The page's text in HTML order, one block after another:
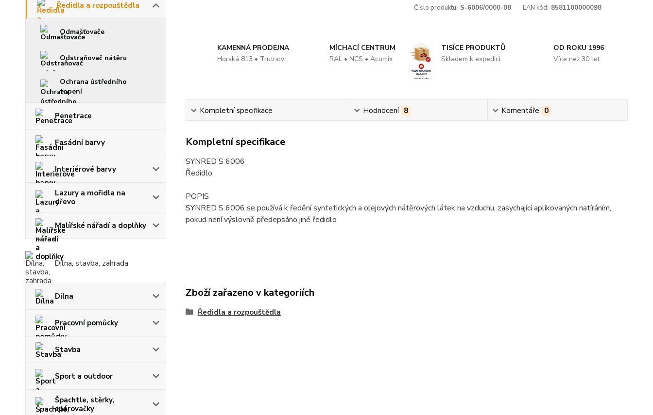
Ředidla a rozpouštědla
Odmašťovače
Odstraňovač nátěru
Ochrana ústředního
topení
Penetrace
Fasádní barvy
Interiérové barvy
Lazury a mořidla na
dřevo
Malířské nářadí a doplňky
Dílna, stavba, zahrada
Dílna
Pracovní pomůcky
Stavba
Sport a outdoor
Špachtle, stěrky,
spárovačky
Číslo produktu: S-6006/0000-08 EAN kód: 8581100000098
KAMENNÁ PRODEJNA
Horská 813 • Trutnov
MÍCHACÍ CENTRUM
RAL • NCS • Acomix
TISÍCE PRODUKTŮ
Skladem k expedici
OD ROKU 1996
Více než 30 let
Kompletní specifikace Hodnocení 8 Komentáře 0
Kompletní specifikace
SYNRED S 6006
Ředidlo
POPIS
SYNRED S 6006 se používá k ředění syntetických a olejových nátěrových látek na vzduchu, zasychající aplikovaných natíráním,
pokud není výslovně předepsáno jiné ředidlo
Zboží zařazeno v kategoriích
Ředidla a rozpouštědla